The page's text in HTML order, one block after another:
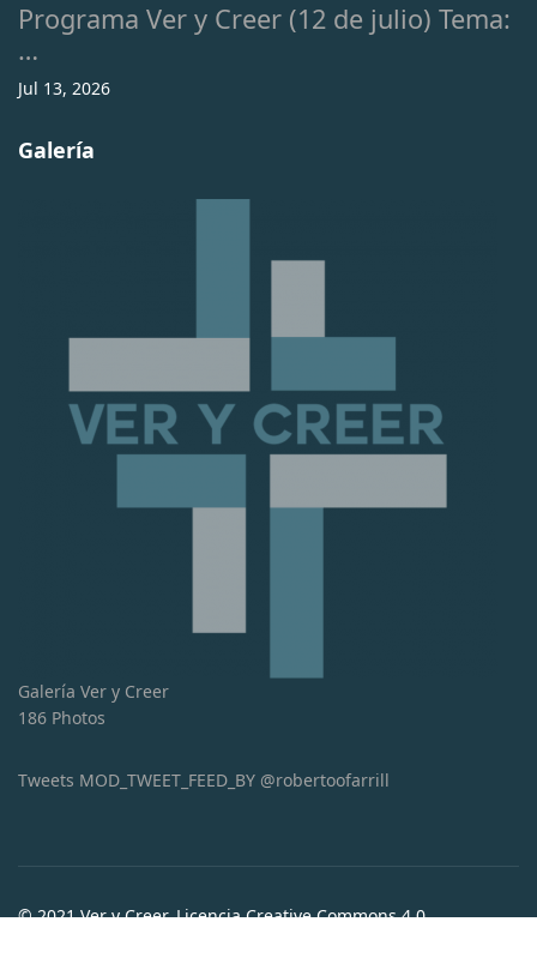
Programa Ver y Creer (12 de julio) Tema:
…
Jul 13, 2026
Galería
Galería Ver y Creer
186 Photos
Tweets MOD_TWEET_FEED_BY @robertoofarrill
© 2021 Ver y Creer. Licencia Creative Commons 4.0